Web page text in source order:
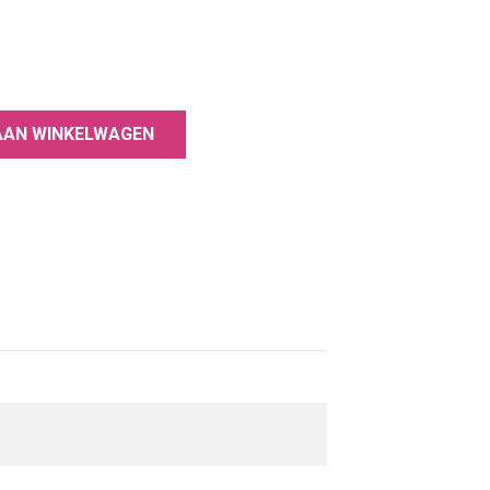
klassieke tinten
WINKELWAGEN